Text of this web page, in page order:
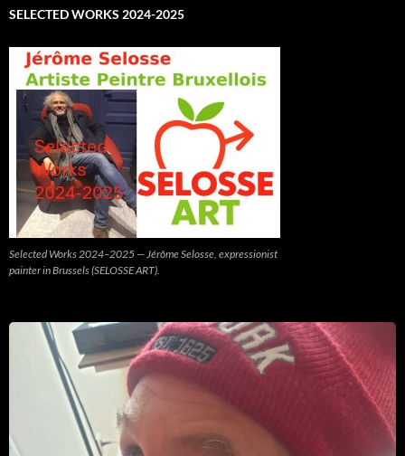
SELECTED WORKS 2024-2025
Selected Works 2024–2025 — Jérôme Selosse, expressionist
painter in Brussels (SELOSSE ART).